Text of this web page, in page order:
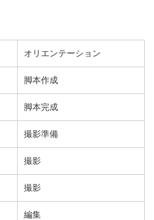
オリエンテーション
脚本作成
脚本完成
撮影準備
撮影
撮影
編集